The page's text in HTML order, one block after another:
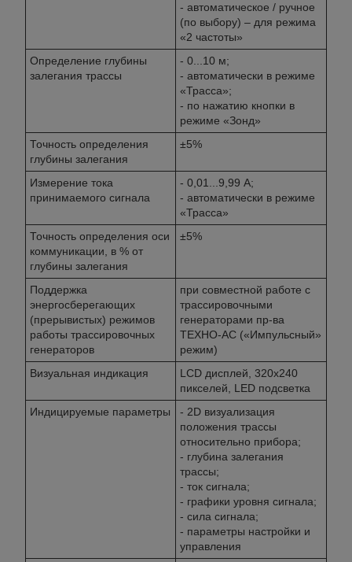
- автоматическое / ручное
(по выбору) – для режима
«2 частоты»
Определение глубины
залегания трассы
- 0...10 м;
- автоматически в режиме
«Трасса»;
- по нажатию кнопки в
режиме «Зонд»
Точность определения
глубины залегания
±5%
Измерение тока
принимаемого сигнала
- 0,01...9,99 А;
- автоматически в режиме
«Трасса»
Точность определения оси
коммуникации, в % от
глубины залегания
±5%
Поддержка
энергосберегающих
(прерывистых) режимов
работы трассировочных
генераторов
при совместной работе с
трассировочными
генераторами пр-ва
ТЕХНО-АС («Импульсный»
режим)
Визуальная индикация
LCD дисплей, 320х240
пикселей, LED подсветка
Индицируемые параметры
- 2D визуализация
положения трассы
относительно прибора;
- глубина залегания
трассы;
- ток сигнала;
- графики уровня сигнала;
- сила сигнала;
- параметры настройки и
управления